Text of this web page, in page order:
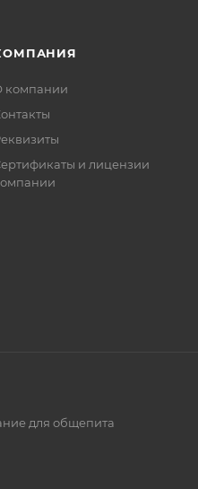
компании
и лицензии
для общепита